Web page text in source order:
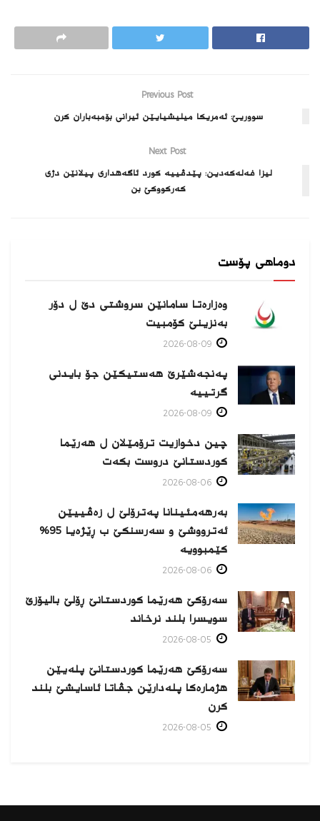
Previous Post
سووریێ: ئه‌مریكا میلیشیایێن ئیرانى بۆمبه‌باران كرن
Next Post
لیزا فه‌له‌كه‌دین: پێدڤییه‌ كورد ئاگه‌هدارى پیلانێن دژى
كه‌ركووكێ بن
دوماهی پۆست
وەزارەتا سامانێن سروشتی دێ ل دۆر
بەنزینێ كۆمبیت
پەنجەشێرێ هەستیكێن جۆ بایدنی
گرتییە
چین دخوازیت ترۆمێلان ل هەرێما
كوردستانێ دروست بكەت
بەرهەمئینانا په‌ترۆلێ ل زه‌ڤییێن
ئەترووشێ و سەرسنكێ ب ڕێژەیا 95%
كێمبوویە
سەرۆکێ هەرێما کوردستانێ ڕۆلێ بالیۆزێ
سویسرا بلند نرخاند
سەرۆکێ هەرێما کوردستانێ پلەیێن
هژمارەكا پلەدارێن جڤاتا ئاسایشێ بلند
كرن